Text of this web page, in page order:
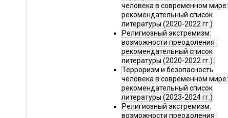
человека в современном мире:
рекомендательный список
литературы (2020-2022 гг.)
Религиозный экстремизм:
возможности преодоления :
рекомендательный список
литературы (2020-2022 гг.).
Терроризм и безопасность
человека в современном мире:
рекомендательный список
литературы (2023-2024 гг.)
Религиозный экстремизм:
возможности преодоления :